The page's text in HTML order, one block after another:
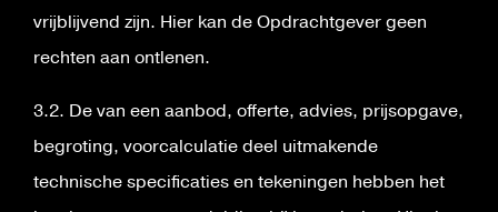
vrijblijvend zijn. Hier kan de Opdrachtgever geen
rechten aan ontlenen.
3.2. De van een aanbod, offerte, advies, prijsopgave,
begroting, voorcalculatie deel uitmakende
technische specificaties en tekeningen hebben het